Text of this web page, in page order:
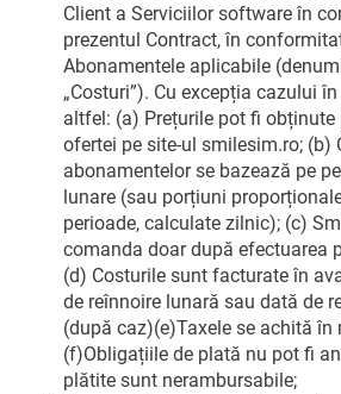
Client a Serviciilor software în
prezentul Contract, în
Abonamentele aplicabile
„Costuri”). Cu excepția cazului
altfel: (a) Prețurile pot fi
ofertei pe site-ul smilesim.ro; (b)
abonamentelor se bazează pe
lunare (sau porțiuni
perioade, calculate zilnic); (c)
comanda doar după efectuarea
(d) Costurile sunt facturate în
de reînnoire lunară sau dată de
(după caz)(e)Taxele se achită în
(f)Obligațiile de plată nu pot fi
plătite sunt nerambursabile;